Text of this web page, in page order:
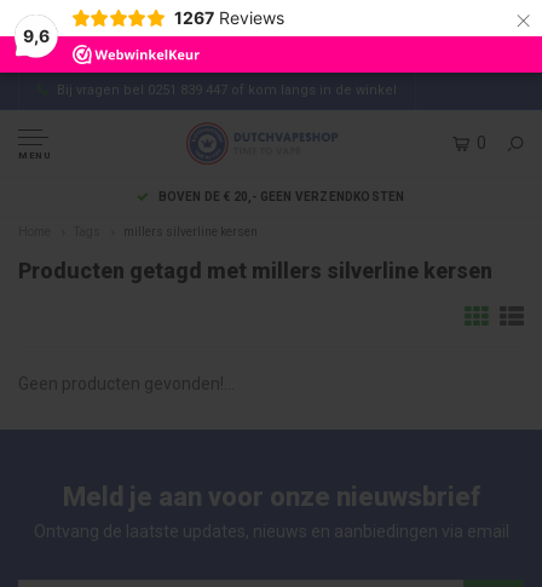
9,6
1267 Reviews ×
Bij vragen bel 0251 839 447 of kom langs in de winkel
MENU
0
BOVEN DE € 20,- GEEN VERZENDKOSTEN
millers silverline kersen
Producten getagd met millers silverline kersen
Geen producten gevonden!...
Meld je aan voor onze nieuwsbrief
Ontvang de laatste updates, nieuws en aanbiedingen via email